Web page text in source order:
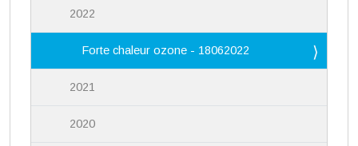
2022
Forte chaleur ozone - 18062022
2021
2020